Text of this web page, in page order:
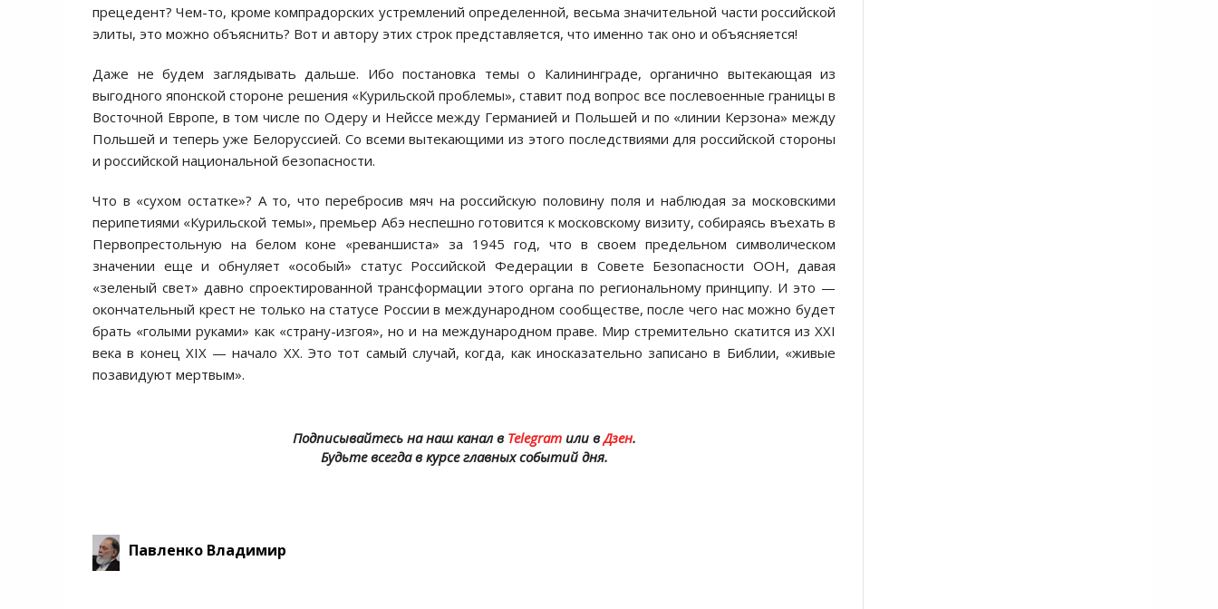
прецедент? Чем-то, кроме компрадорских устремлений определенной, весьма значительной части российской
элиты, это можно объяснить? Вот и автору этих строк представляется, что именно так оно и объясняется!
Даже не будем заглядывать дальше. Ибо постановка темы о Калининграде, органично вытекающая из
выгодного японской стороне решения «Курильской проблемы», ставит под вопрос все послевоенные границы в
Восточной Европе, в том числе по Одеру и Нейссе между Германией и Польшей и по «линии Керзона» между
Польшей и теперь уже Белоруссией. Со всеми вытекающими из этого последствиями для российской стороны
и российской национальной безопасности.
Что в «сухом остатке»? А то, что перебросив мяч на российскую половину поля и наблюдая за московскими
перипетиями «Курильской темы», премьер Абэ неспешно готовится к московскому визиту, собираясь въехать в
Первопрестольную на белом коне «реваншиста» за 1945 год, что в своем предельном символическом
значении еще и обнуляет «особый» статус Российской Федерации в Совете Безопасности ООН, давая
«зеленый свет» давно спроектированной трансформации этого органа по региональному принципу. И это —
окончательный крест не только на статусе России в международном сообществе, после чего нас можно будет
брать «голыми руками» как «страну-изгоя», но и на международном праве. Мир стремительно скатится из XXI
века в конец XIX — начало XX. Это тот самый случай, когда, как иносказательно записано в Библии, «живые
позавидуют мертвым».
Подписывайтесь на наш канал в Telegramили вДзен.
Будьте всегда в курсе главных событий дня.
Павленко Владимир